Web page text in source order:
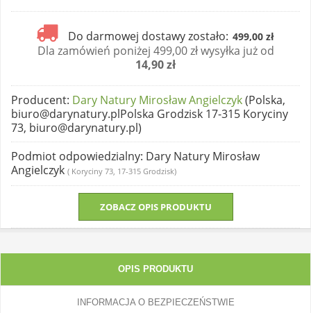
Do darmowej dostawy zostało: 499,00 zł
Dla zamówień poniżej 499,00 zł wysyłka już od
14,90 zł
Producent: Dary Natury Mirosław Angielczyk(Polska,
biuro@darynatury.plPolska Grodzisk 17-315 Koryciny
73, biuro@darynatury.pl)
Podmiot odpowiedzialny: Dary Natury Mirosław
Angielczyk ( Koryciny 73, 17-315 Grodzisk)
ZOBACZ OPIS PRODUKTU
OPIS PRODUKTU
INFORMACJA O BEZPIECZEŃSTWIE